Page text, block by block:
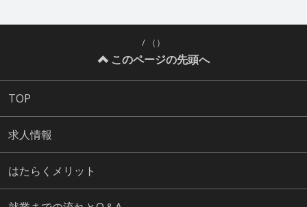
/ （）
このページの先頭へ
TOP
求人情報
はたらくメリット